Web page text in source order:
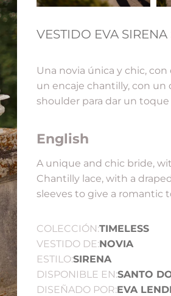
VESTIDO EVA
Una novia única y chic,
un encaje chantilly, con un
shoulder para dar un
English
A unique and chic bride,
Chantilly lace, with a
sleeves to give a romantic
COLECCIÓN:TIMELESS
VESTIDO DE:NOVIA
ESTILO:SIRENA
DISPONIBLE EN:SANTO
DISEÑADO POR:EVA